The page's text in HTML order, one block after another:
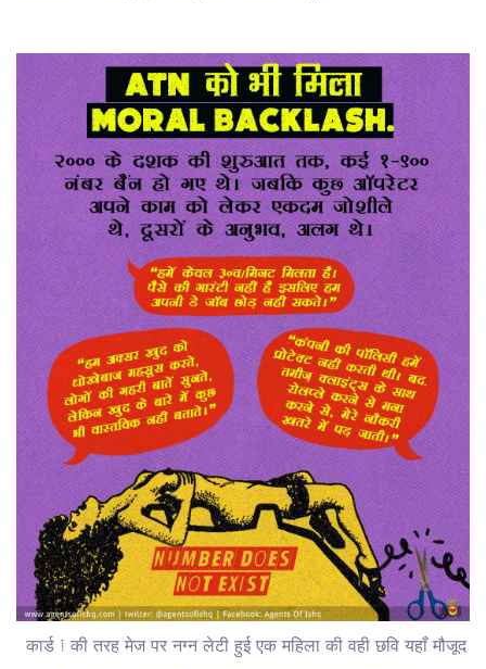
कार्ड 1 की तरह मेज पर नग्न लेटी हुई एक महिला की वही छवि यहाँ मौजूद